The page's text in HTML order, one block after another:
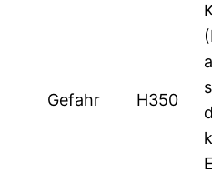
Gefahr H350